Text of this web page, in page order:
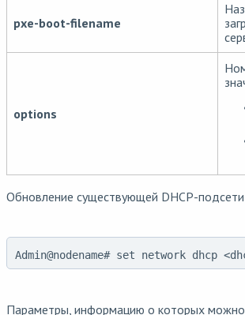
pxe-boot-filename
options
Обновление существующей DHCP-
Admin@nodename# set network dhcp
Параметры, информацию о которых